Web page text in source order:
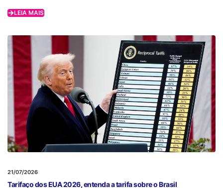
LEIA MAIS
21/07/2026
Tarifaço dos EUA 2026, entenda a tarifa sobre o Brasil